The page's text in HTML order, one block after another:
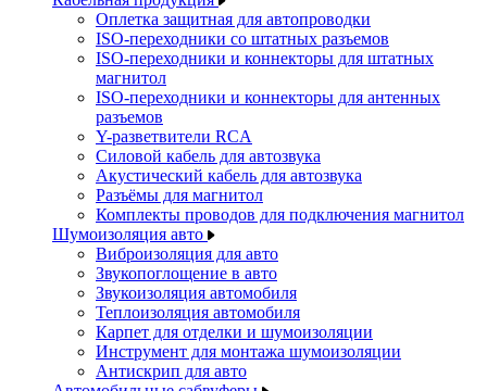
Оплетка защитная для автопроводки
ISO-переходники со штатных разъемов
ISO-переходники и коннекторы для штатных
магнитол
ISO-переходники и коннекторы для антенных
разъемов
Y-разветвители RCA
Силовой кабель для автозвука
Акустический кабель для автозвука
Разъёмы для магнитол
Комплекты проводов для подключения магнитол
Шумоизоляция авто
Виброизоляция для авто
Звукопоглощение в авто
Звукоизоляция автомобиля
Теплоизоляция автомобиля
Карпет для отделки и шумоизоляции
Инструмент для монтажа шумоизоляции
Антискрип для авто